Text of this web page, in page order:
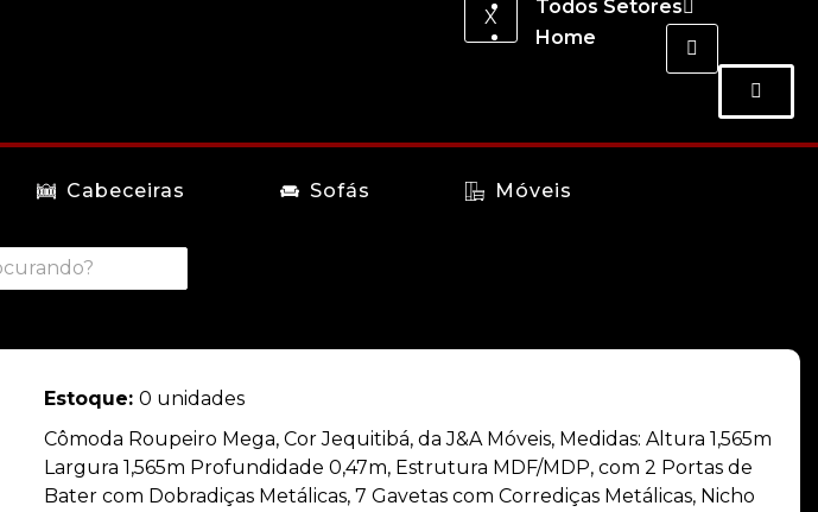
Home
Todos Setores
X
Cabeceiras Sofás Móveis
Estoque: 0 unidades
Cômoda Roupeiro Mega, Cor Jequitibá, da J&A Móveis, Medidas: Altura 1,565m
Largura 1,565m Profundidade 0,47m, Estrutura MDF/MDP, com 2 Portas de
Bater com Dobradiças Metálicas, 7 Gavetas com Corrediças Metálicas, Nicho